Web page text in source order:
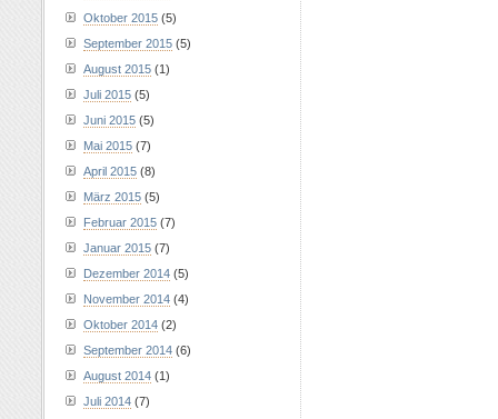
Oktober 2015 (5)
September 2015 (5)
August 2015 (1)
Juli 2015 (5)
Juni 2015 (5)
Mai 2015 (7)
April 2015 (8)
März 2015 (5)
Februar 2015 (7)
Januar 2015 (7)
Dezember 2014 (5)
November 2014 (4)
Oktober 2014 (2)
September 2014 (6)
August 2014 (1)
Juli 2014 (7)